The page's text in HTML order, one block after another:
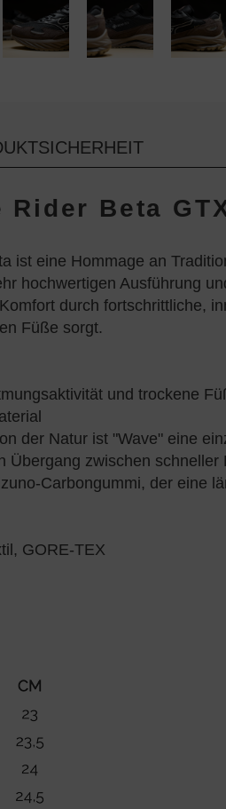
Rider Beta
ist eine Hommage an
hochwertigen Ausführung
durch fortschrittliche,
Füße sorgt.
und trockene
der Natur ist "Wave" eine
Übergang zwischen
Carbongummi, der eine
GORE-TEX